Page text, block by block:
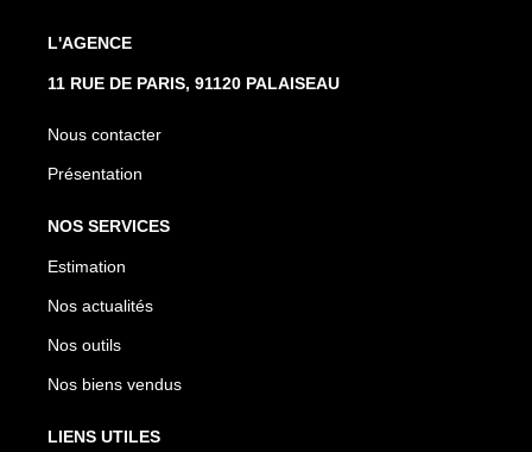
L'AGENCE
11 RUE DE PARIS, 91120 PALAISEAU
Nous contacter
Présentation
NOS SERVICES
Estimation
Nos actualités
Nos outils
Nos biens vendus
LIENS UTILES